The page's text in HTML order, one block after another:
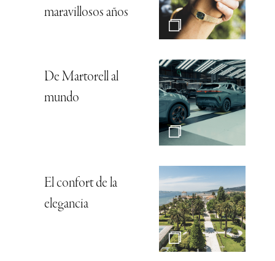
maravillosos años
De Martorell al
mundo
El confort de la
elegancia